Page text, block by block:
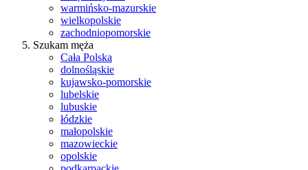
warmińsko-mazurskie
wielkopolskie
zachodniopomorskie
Szukam męża
Cała Polska
dolnośląskie
kujawsko-pomorskie
lubelskie
lubuskie
łódzkie
małopolskie
mazowieckie
opolskie